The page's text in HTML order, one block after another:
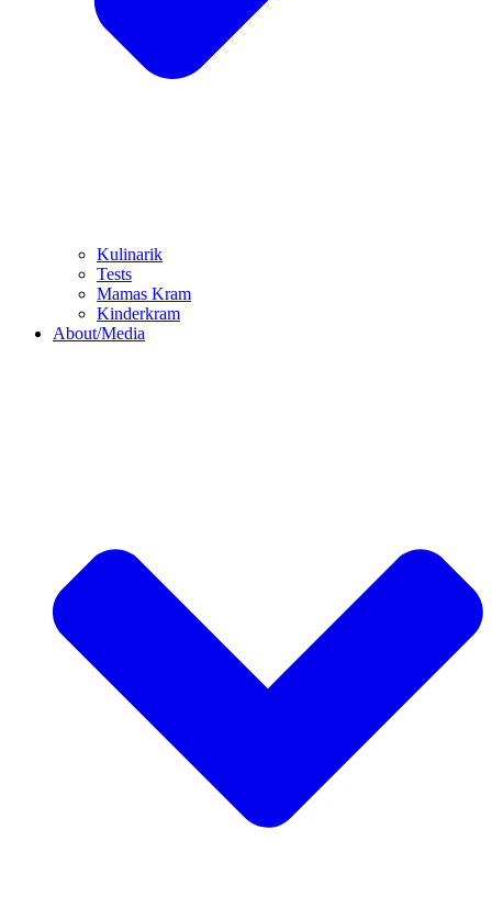
Kulinarik
Tests
Mamas Kram
Kinderkram
About/Media